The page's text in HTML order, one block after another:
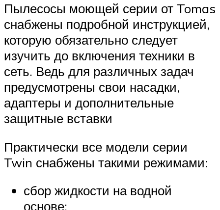
Пылесосы моющей серии от Tomas
снабжены подробной инструкцией,
которую обязательно следует
изучить до включения техники в
сеть. Ведь для различных задач
предусмотрены свои насадки,
адаптеры и дополнительные
защитные вставки
Практически все модели серии
Twin снабжены такими режимами:
сбор жидкости на водной
основе;